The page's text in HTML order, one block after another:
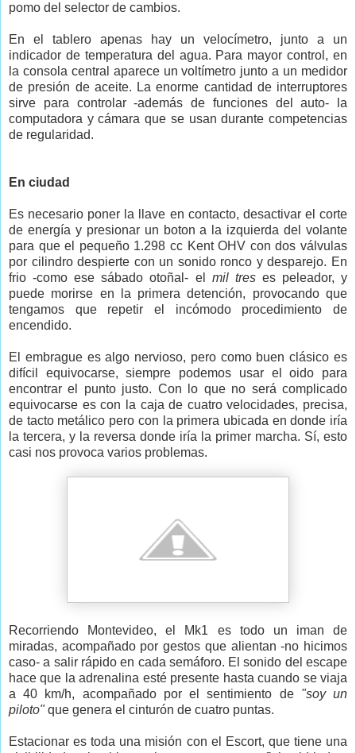
pomo del selector de cambios.
En el tablero apenas hay un velocímetro, junto a un
indicador de temperatura del agua. Para mayor control, en
la consola central aparece un voltímetro junto a un medidor
de presión de aceite. La enorme cantidad de interruptores
sirve para controlar -además de funciones del auto- la
computadora y cámara que se usan durante competencias
de regularidad.
En ciudad
Es necesario poner la llave en contacto, desactivar el corte
de energía y presionar un boton a la izquierda del volante
para que el pequeño 1.298 cc Kent OHV con dos válvulas
por cilindro despierte con un sonido ronco y desparejo. En
frio -como ese sábado otoñal- el mil treses peleador, y
puede morirse en la primera detención, provocando que
tengamos que repetir el incómodo procedimiento de
encendido.
El embrague es algo nervioso, pero como buen clásico es
difícil equivocarse, siempre podemos usar el oido para
encontrar el punto justo. Con lo que no será complicado
equivocarse es con la caja de cuatro velocidades, precisa,
de tacto metálico pero con la primera ubicada en donde iría
la tercera, y la reversa donde iría la primer marcha. Sí, esto
casi nos provoca varios problemas.
Recorriendo Montevideo, el Mk1 es todo un iman de
miradas, acompañado por gestos que alientan -no hicimos
caso- a salir rápido en cada semáforo. El sonido del escape
hace que la adrenalina esté presente hasta cuando se viaja
a 40 km/h, acompañado por el sentimiento de "soy un
piloto" que genera el cinturón de cuatro puntas.
Estacionar es toda una misión con el Escort, que tiene una